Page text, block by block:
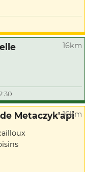
16km
Metaczyk'api
16km